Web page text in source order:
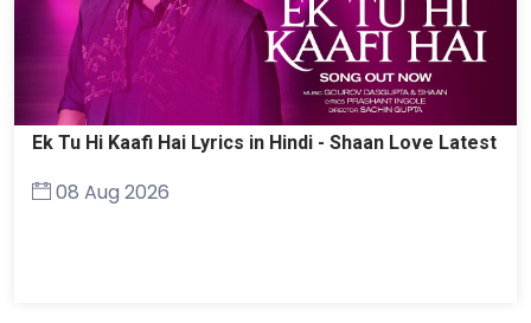
Ek Tu Hi Kaafi Hai Lyrics in Hindi - Shaan Love Latest
08 Aug 2026